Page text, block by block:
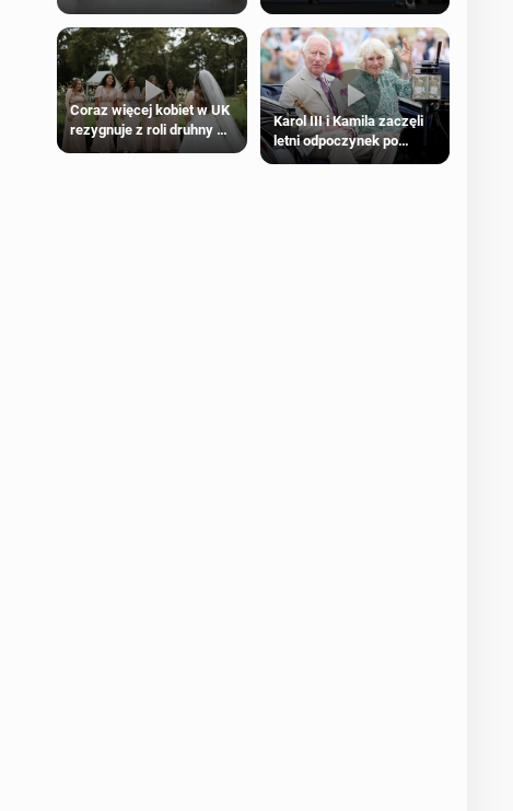
wyłącznie na płci
biologicznej
na Bliskim Wschodzie się
przedłuży
Coraz więcej kobiet w UK
rezygnuje z roli druhny na
ślubie
Karol III i Kamila zaczęli
letni odpoczynek po
Igrzyskach Wspólnoty w